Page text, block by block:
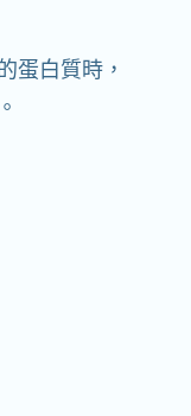
蛋白質時，